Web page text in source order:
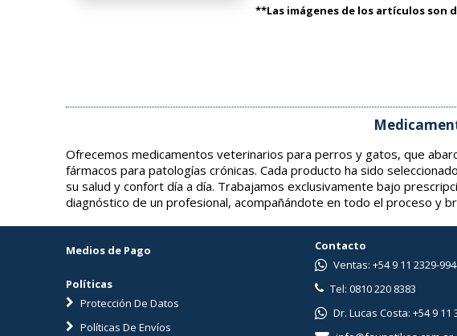
**Las imágenes de los artículos son
Ofrecemos medicamentos veterinarios para perros y gatos, que
fármacos para patologías crónicas. Cada producto ha sido
su salud y confort día a día. Trabajamos exclusivamente bajo
diagnóstico de un profesional, acompañándote en todo el proceso y
Medios de Pago
Políticas
Protección De Datos
Políticas De Envíos
Contacto
Ventas: +54 9 11 2329-
Tel: 0810 220 8383
Dr. Lucas Costa: +54 9 11